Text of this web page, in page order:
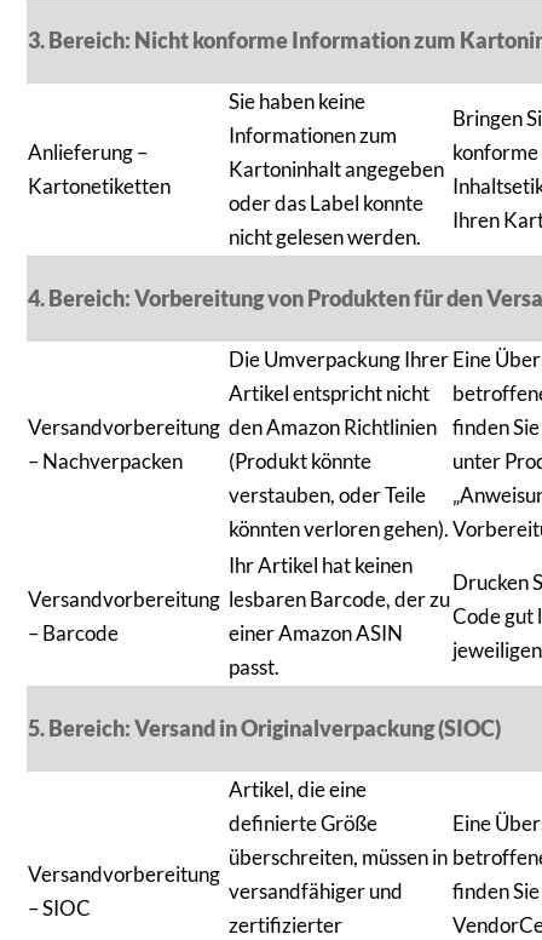
3. Bereich: Nicht konforme Information zum
Anlieferung –
Kartonetiketten
Sie haben keine
Informationen zum
Kartoninhalt angegeben
oder das Label konnte
nicht gelesen werden.
Bringen
konforme
Ihren
4. Bereich: Vorbereitung von Produkten für den
Versandvorbereitung
– Nachverpacken
Die Umverpackung Ihrer
Artikel entspricht nicht
den Amazon Richtlinien
(Produkt könnte
verstauben, oder Teile
könnten verloren gehen).
Eine
finden
unter
Versandvorbereitung
– Barcode
Ihr Artikel hat keinen
lesbaren Barcode, der zu
einer Amazon ASIN
passt.
Drucken
Code gut
5. Bereich: Versand in Originalverpackung (SIOC)
Versandvorbereitung
– SIOC
Artikel, die eine
definierte Größe
überschreiten, müssen in
versandfähiger und
zertifizierter
Eine
finden